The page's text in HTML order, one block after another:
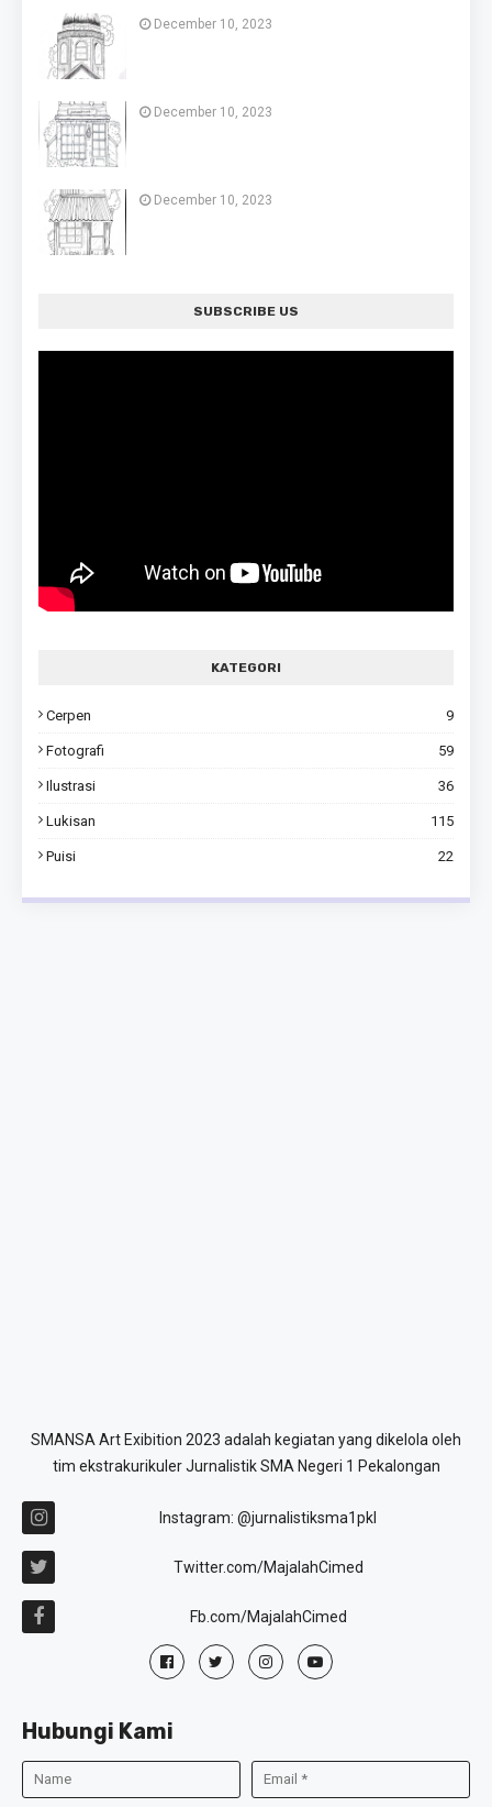
December 10, 2023
December 10, 2023
December 10, 2023
SUBSCRIBE US
KATEGORI
Cerpen 9
Fotografi 59
Ilustrasi 36
Lukisan 115
Puisi 22
SMANSA Art Exibition 2023 adalah kegiatan yang dikelola oleh
tim ekstrakurikuler Jurnalistik SMA Negeri 1 Pekalongan
Instagram: @jurnalistiksma1pkl
Twitter.com/MajalahCimed
Fb.com/MajalahCimed
Hubungi Kami